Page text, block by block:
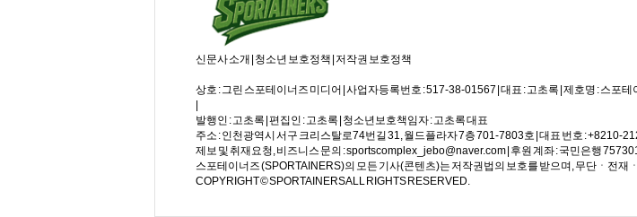
신문사 소개 청소년 보호정책 저작권 보호정책
상호 : 그린 스포테이너즈 미디어 | 사업자등록번호 : 517-38-01567 | 대표 : 고초록 | 제호명 : 스포
발행인 : 고초록 | 편집인 : 고초록 | 청소년보호책임자 : 고초록 대표
주소 : 인천광역시 서구 크리스탈로74번길 31, 월드플라자 7층 701-7803호 | 대표 번호 : +8210-
제보 및 취재요청, 비즈니스 문의 : sportscomplex_jebo@naver.com | 후원 계좌 : 국민은행
스포테이너즈 (SPORTAINERS)의 모든 기사(콘텐츠)는 저작권법의 보호를 받으며, 무단ㆍ전재
COPYRIGHT © SPORTAINERS ALL RIGHTS RESERVED.